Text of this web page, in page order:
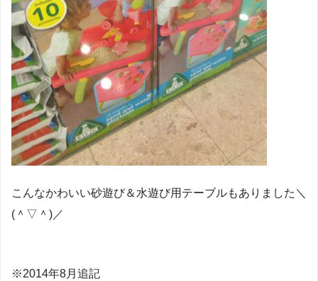
こんなかわいい砂遊び＆水遊び用テーブルもありました＼
(＾▽＾)／
※2014年8月追記